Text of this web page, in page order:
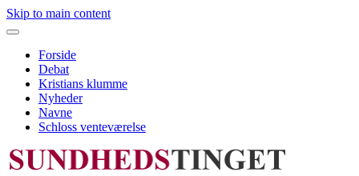
Skip to main content
Forside
Debat
Kristians klumme
Nyheder
Navne
Schloss venteværelse